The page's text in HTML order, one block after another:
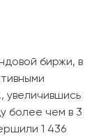
биржи, в
увеличившись
более чем в 3
1 436